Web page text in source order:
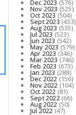
Dec 2023(576)
Nov 2023 (525)
Oct 2023 (504)
Sept 2023 (433)
Aug 2023 (535)
Jul 2023 (523)
Jun 2023(542)
May 2023(579)
Apr 2023 (346)
Mar 2023 (746)
Feb 2023 (673)
Jan 2023 (288)
Dec 2022(156)
Nov 2022 (104)
Oct 2022 (81)
Sept 2022(66)
Aug 2022 (50)
Jul 2022 (47)